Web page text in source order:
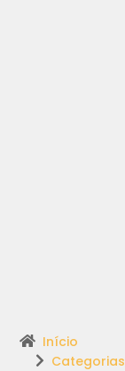
Início
Categorias